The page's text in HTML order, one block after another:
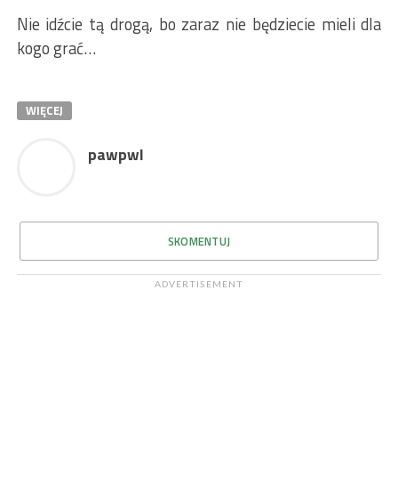
Nie idźcie tą drogą, bo zaraz nie będziecie mieli dla
kogo grać…
WIĘCEJ
pawpwl
SKOMENTUJ
ADVERTISEMENT